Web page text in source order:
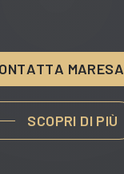
ONTATTA MARESA
SCOPRI DI PIÙ